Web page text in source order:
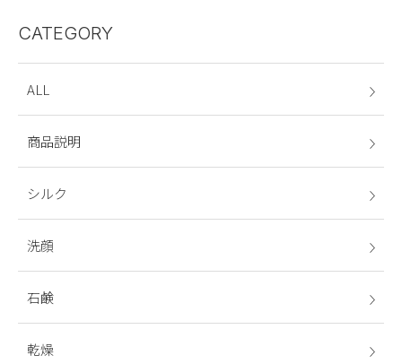
CATEGORY
ALL
商品説明
シルク
洗顔
石鹸
乾燥